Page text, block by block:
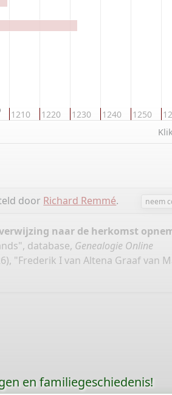
1210 1220 1230 1240 1250
door Richard Remmé. neem
naar de herkomst
database, Genealogie Online
"Frederik I van Altena Graaf van
en familiegeschiedenis!